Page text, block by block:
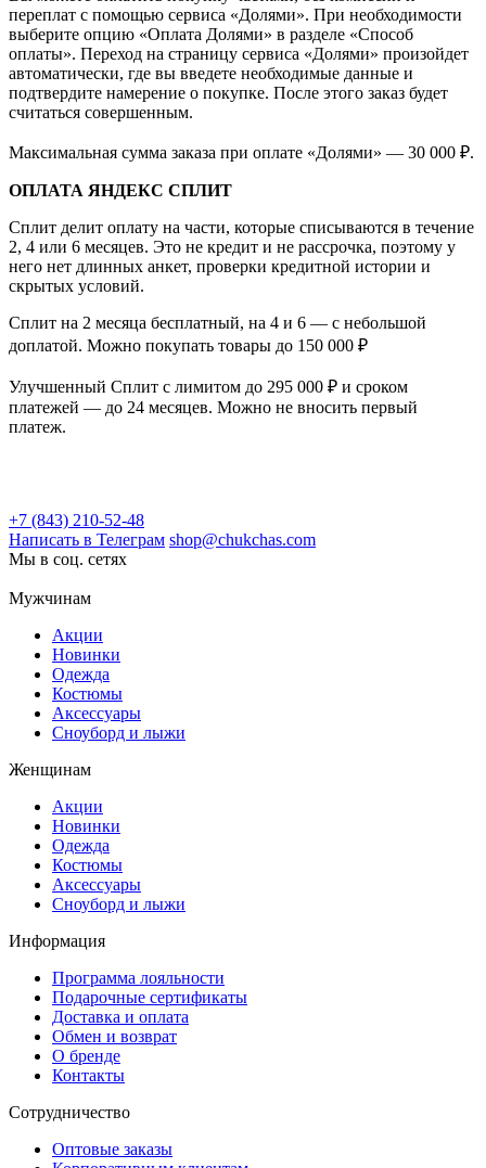
переплат с помощью сервиса «Долями». При необходимости
выберите опцию «Оплата Долями» в разделе «Способ
оплаты». Переход на страницу сервиса «Долями» произойдет
автоматически, где вы введете необходимые данные и
подтвердите намерение о покупке. После этого заказ будет
считаться совершенным.
Максимальная сумма заказа при оплате «Долями» — 30 000 ₽.
ОПЛАТА ЯНДЕКС СПЛИТ
Сплит делит оплату на части, которые списываются в течение
2, 4 или 6 месяцев. Это не кредит и не рассрочка, поэтому у
него нет длинных анкет, проверки кредитной истории и
скрытых условий.
Сплит на 2 месяца бесплатный, на 4 и 6 — с небольшой
доплатой. Можно покупать товары до 150 000 ₽
Улучшенный Сплит с лимитом до 295 000 ₽ и сроком
платежей — до 24 месяцев. Можно не вносить первый
платеж.
+7 (843) 210-52-48
Написать в Телеграм shop@chukchas.com
Мы в соц. сетях
Мужчинам
Акции
Новинки
Одежда
Костюмы
Аксессуары
Сноуборд и лыжи
Женщинам
Акции
Новинки
Одежда
Костюмы
Аксессуары
Сноуборд и лыжи
Информация
Программа лояльности
Подарочные сертификаты
Доставка и оплата
Обмен и возврат
О бренде
Контакты
Сотрудничество
Оптовые заказы